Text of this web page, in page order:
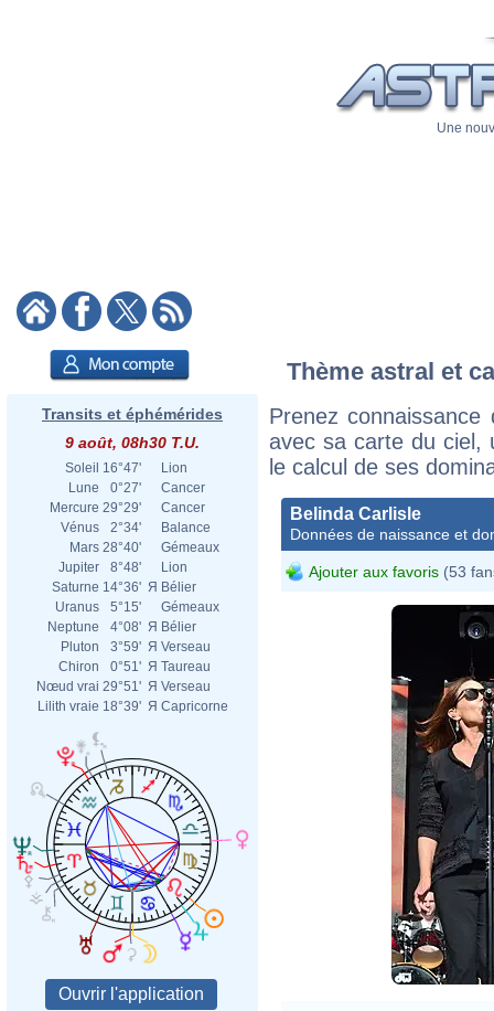
Une
Transits et éphémérides
9 août, 08h30 T.U.
Soleil 16°47'
Lion
Lune
0°27'
Cancer
Mercure 29°29'
Cancer
Vénus
2°34'
Balance
Mars 28°40'
Gémeaux
Jupiter
8°48'
Lion
Saturne 14°36' Я Bélier
Uranus
5°15'
Gémeaux
Neptune
4°08' Я Bélier
Pluton
3°59' Я Verseau
Chiron
0°51' Я Taureau
Nœud vrai 29°51' Я Verseau
Lilith vraie 18°39' Я Capricorne
Thème astral et
Prenez
avec sa carte du ciel,
le calcul de ses
Belinda Carlisle
Données de naissance et
Ajouter aux favoris (53